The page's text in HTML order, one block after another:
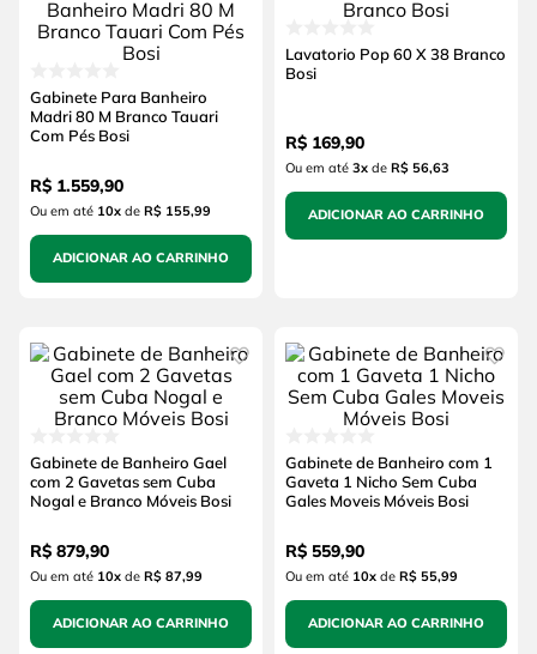
Gabinete Para Banheiro
Madri 80 M Branco Tauari
Com Pés Bosi
R$ 1.559,90
Ou em até 10xde R$ 155,99
ADICIONAR AO CARRINHO
Lavatorio Pop 60 X 38 Branco
Bosi
R$ 169,90
Ou em até 3xde R$ 56,63
ADICIONAR AO CARRINHO
Gabinete de Banheiro Gael
com 2 Gavetas sem Cuba
Nogal e Branco Móveis Bosi
R$ 879,90
Ou em até 10xde R$ 87,99
ADICIONAR AO CARRINHO
Gabinete de Banheiro com 1
Gaveta 1 Nicho Sem Cuba
Gales Moveis Móveis Bosi
R$ 559,90
Ou em até 10xde R$ 55,99
ADICIONAR AO CARRINHO